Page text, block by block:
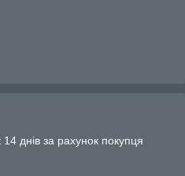
днів за рахунок покупця